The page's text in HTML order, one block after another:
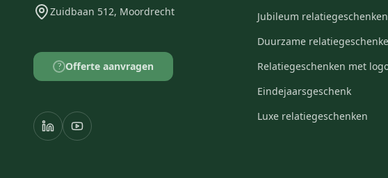
Zuidbaan 512, Moordrecht
? Offerte aanvragen
Jubileum relatiegeschenken
Duurzame
Relatiegeschenken met
Eindejaarsgeschenk
Luxe relatiegeschenken